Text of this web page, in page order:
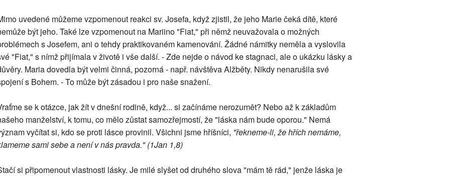
uvedené můžeme vzpomenout reakci sv. Josefa, když zjistil, že jeho Marie čeká dítě, které
být jeho. Také lze vzpomenout na Mariino "Fiat," při němž neuvažovala o možných
s Josefem, ani o tehdy praktikovaném kamenování. Žádné námitky neměla a vyslovila
"Fiat," s nímž přijímala v životě i vše další. - Zde nejde o návod ke stagnaci, ale o ukázku lásky a
Maria dovedla být velmi činná, pozorná - např. návštěva Alžběty. Nikdy nenarušila své
s Bohem. - To může být zásadou i pro naše snažení.
se k otázce, jak žít v dnešní rodině, když... si začínáme nerozumět? Nebo až k základům
manželství, k tomu, co mělo zůstat samozřejmostí, že "láska nám bude oporou." Nemá
vyčítat si, kdo se proti lásce provinil. Všichni jsme hříšníci, "řekneme-li, že hřích nemáme,
sami sebe a není v nás pravda." (1Jan 1,8)
si připomenout vlastnosti lásky. Je milé slyšet od druhého slova "mám tě rád," jenže láska je